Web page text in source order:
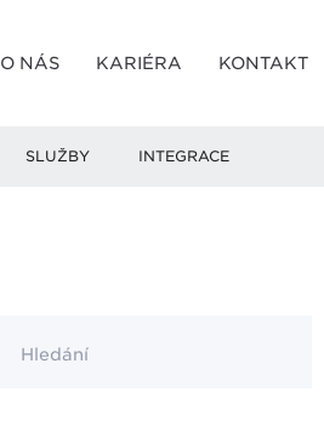
O NÁS KARIÉRA KONTAKT
SLUŽBY INTEGRACE
Hledání